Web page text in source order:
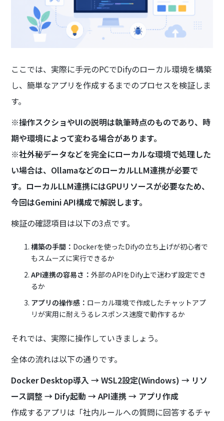
ここでは、実際に手元のPCでDifyのローカル環境を構築
し、簡単なアプリを作成するまでのプロセスを検証しま
す。
※操作スクショやUIの説明は執筆時点のものであり、時
期や環境によって変わる場合があります。
※社外秘データなどを完全にローカルな環境で処理した
い場合は、OllamaなどのローカルLLM連携が必要で
す。ローカルLLM連携にはGPUリソースが必要なため、
今回はGemini API構成で解説します。
検証の確認項目は以下の3点です。
構築の手間： Dockerを使ったDifyの立ち上げが初心者で
もスムーズに実行できるか
API連携の容易さ：外部のAPIをDify上で迷わず設定でき
るか
アプリの操作感： ローカル環境で作成したチャットアプ
リが実用に耐えうるレスポンス速度で動作するか
それでは、実際に操作していきましょう。
全体の流れは以下の通りです。
Docker Desktop導入 → WSL2設定(Windows) → リソ
ース調整 → Dify起動 → API連携 → アプリ作成
作成するアプリは「社内ルールへの質問に回答するチャ